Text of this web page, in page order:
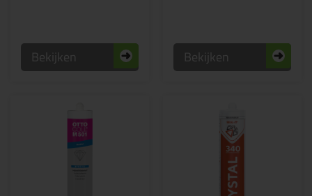
Bekijken Bekijken